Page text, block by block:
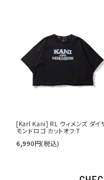
[Karl Kani] RL ウィメンズ ダイ
モンドロゴ カットオフ T
6,990円(税込)